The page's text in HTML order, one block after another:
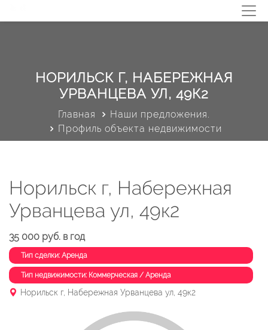
НОРИЛЬСК Г, НАБЕРЕЖНАЯ
УРВАНЦЕВА УЛ, 49К2
Главная
Наши предложения.
Профиль объекта недвижимости
Норильск г, Набережная
Урванцева ул, 49к2
35 000 руб. в год
Тип сделки: Аренда
Тип недвижимости: Коммерческая / Аренда
Норильск г, Набережная Урванцева ул, 49к2